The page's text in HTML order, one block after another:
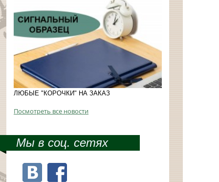
ЛЮБЫЕ "КОРОЧКИ" НА ЗАКАЗ
Посмотреть все новости
Мы в соц. сетях